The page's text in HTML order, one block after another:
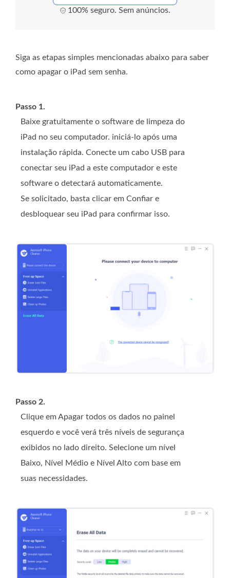
100% seguro. Sem anúncios.
Siga as etapas simples mencionadas abaixo para saber
como apagar o iPad sem senha.
Passo 1.
Baixe gratuitamente o software de limpeza do
iPad no seu computador. iniciá-lo após uma
instalação rápida. Conecte um cabo USB para
conectar seu iPad a este computador e este
software o detectará automaticamente.
Se solicitado, basta clicar em Confiar e
desbloquear seu iPad para confirmar isso.
Passo 2.
Clique em Apagar todos os dados no painel
esquerdo e você verá três níveis de segurança
exibidos no lado direito. Selecione um nível
Baixo, Nível Médio e Nível Alto com base em
suas necessidades.